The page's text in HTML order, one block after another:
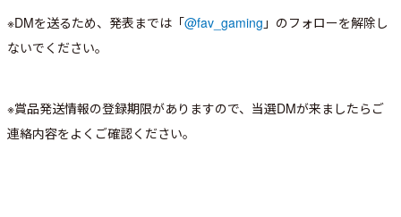
※DMを送るため、発表までは「@fav_gaming 」のフォローを解除し
ないでください。
※賞品発送情報の登録期限がありますので、当選DMが来ましたらご
連絡内容をよくご確認ください。